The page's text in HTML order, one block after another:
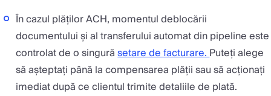
În cazul plăților ACH, momentul deblocării
documentului și al transferului automat din pipeline este
controlat de o singurăsetare de facturare.Puteți alege
să așteptați până la compensarea plății sau să acționați
imediat după ce clientul trimite detaliile de plată.